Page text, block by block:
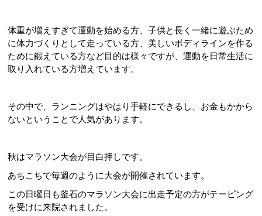
体重が増えすぎて運動を始める方、子供と長く一緒に遊ぶため
に体力づくりとして走っている方、美しいボディラインを作る
ために鍛えている方など目的は様々ですが、運動を日常生活に
取り入れている方増えています。
その中で、ランニングはやはり手軽にできるし、お金もかから
ないということで人気があります。
秋はマラソン大会が目白押しです。
あちこちで毎週のように大会が開催されています。
この日曜日も釜石のマラソン大会に出走予定の方がテーピング
を受けに来院されました。